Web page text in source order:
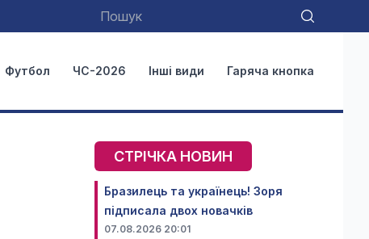
Футбол ЧС-2026 Інші види Гаряча кнопка
СТРІЧКА НОВИН
Бразилець та українець! Зоря
підписала двох новачків
07.08.2026 20:01